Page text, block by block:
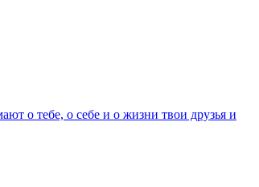
о тебе, о себе и о жизни твои друзья и